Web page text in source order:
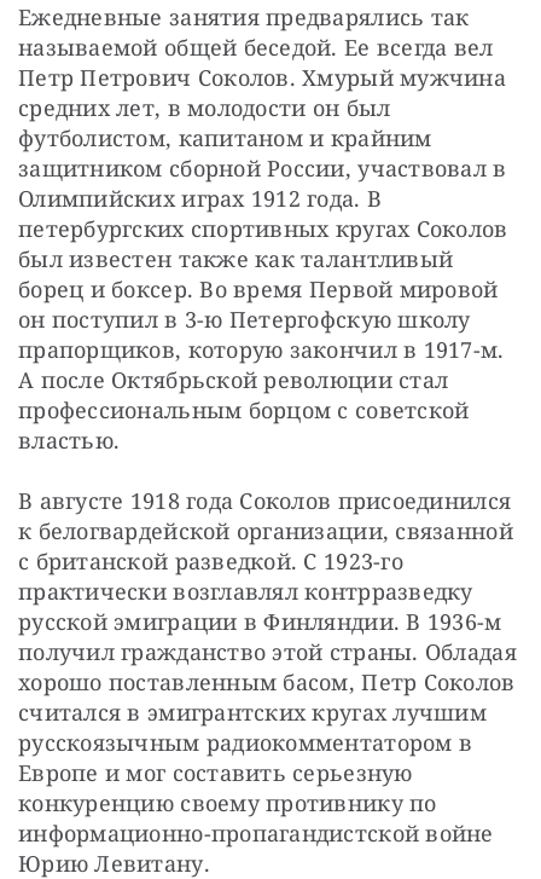
Ежедневные занятия предварялись так
называемой общей беседой. Ее всегда вел
Петр Петрович Соколов. Хмурый мужчина
средних лет, в молодости он был
футболистом, капитаном и крайним
защитником сборной России, участвовал в
Олимпийских играх 1912 года. В
петербургских спортивных кругах Соколов
был известен также как талантливый
борец и боксер. Во время Первой мировой
он поступил в 3-ю Петергофскую школу
прапорщиков, которую закончил в 1917-м.
А после Октябрьской революции стал
профессиональным борцом с советской
властью.
В августе 1918 года Соколов присоединился
к белогвардейской организации, связанной
с британской разведкой. С 1923-го
практически возглавлял контрразведку
русской эмиграции в Финляндии. В 1936-м
получил гражданство этой страны. Обладая
хорошо поставленным басом, Петр Соколов
считался в эмигрантских кругах лучшим
русскоязычным радиокомментатором в
Европе и мог составить серьезную
конкуренцию своему противнику по
информационно-пропагандистской войне
Юрию Левитану.